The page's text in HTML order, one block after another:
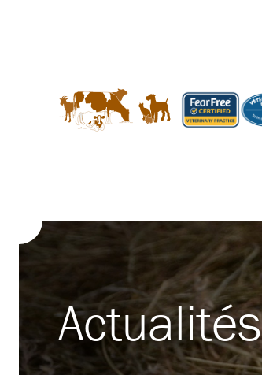
Actualités